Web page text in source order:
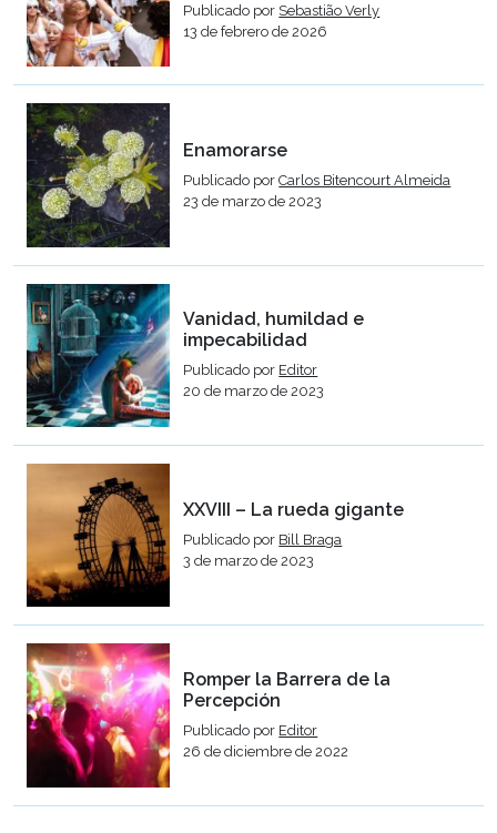
Publicado por Sebastião Verly
13 de febrero de 2026
Enamorarse
Publicado porCarlos Bitencourt Almeida
23 de marzo de 2023
Vanidad, humildad e
impecabilidad
Publicado por Editor
20 de marzo de 2023
XXVIII – La rueda gigante
Publicado por Bill Braga
3 de marzo de 2023
Romper la Barrera de la
Percepción
Publicado por Editor
26 de diciembre de 2022